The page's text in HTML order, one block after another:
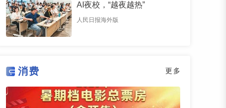
AI夜校，“越夜越热”
人民日报海外版
消费 更多